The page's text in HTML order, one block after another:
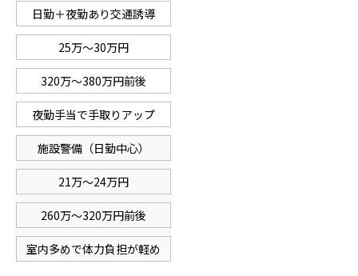
日勤＋夜勤あり交通誘導
25万～30万円
320万～380万円前後
夜勤手当で手取りアップ
施設警備（日勤中心）
21万～24万円
260万～320万円前後
室内多めで体力負担が軽め